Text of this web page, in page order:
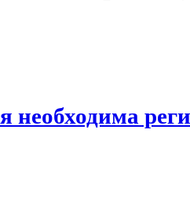
необходима